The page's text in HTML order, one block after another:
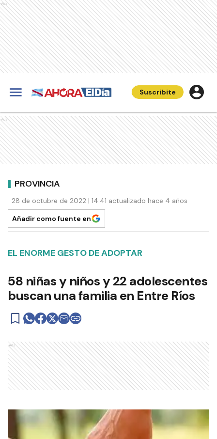
Ads
Suscribite
Ads
PROVINCIA
28 de octubre de 2022 | 14:41 actualizado hace 4 años
Añadir como fuente en
EL ENORME GESTO DE ADOPTAR
58 niñas y niños y 22 adolescentes
buscan una familia en Entre Ríos
Ads